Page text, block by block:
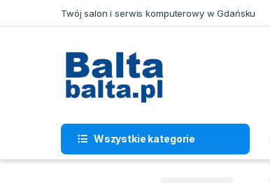
Skip to navigationTwój salon i serwis komputerowy w Gdańsku
Wszystkie kategorie